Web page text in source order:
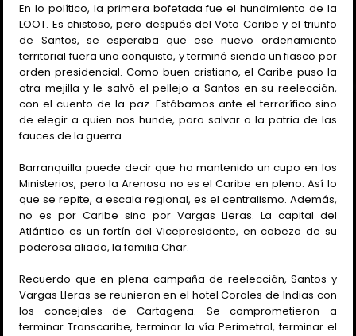
En lo político, la primera bofetada fue el hundimiento de la
LOOT. Es chistoso, pero después del Voto Caribe y el triunfo
de Santos, se esperaba que ese nuevo ordenamiento
territorial fuera una conquista, y terminó siendo un fiasco por
orden presidencial. Como buen cristiano, el Caribe puso la
otra mejilla y le salvó el pellejo a Santos en su reelección,
con el cuento de la paz. Estábamos ante el terrorífico sino
de elegir a quien nos hunde, para salvar a la patria de las
fauces de la guerra.
Barranquilla puede decir que ha mantenido un cupo en los
Ministerios, pero la Arenosa no es el Caribe en pleno. Así lo
que se repite, a escala regional, es el centralismo. Además,
no es por Caribe sino por Vargas Lleras. La capital del
Atlántico es un fortín del Vicepresidente, en cabeza de su
poderosa aliada, la familia Char.
Recuerdo que en plena campaña de reelección, Santos y
Vargas Lleras se reunieron en el hotel Corales de Indias con
los concejales de Cartagena. Se comprometieron a
terminar Transcaribe, terminar la vía Perimetral, terminar el